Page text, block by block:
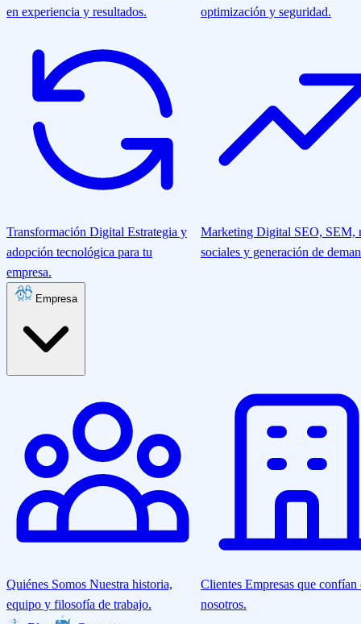
en experiencia y resultados.
optimización y seguridad.
Transformación Digital Estrategia y
adopción tecnológica para tu
empresa.
Marketing Digital SEO, SEM,
sociales y generación de
Empresa
Quiénes Somos Nuestra historia,
equipo y filosofía de trabajo.
Clientes Empresas que confían
nosotros.